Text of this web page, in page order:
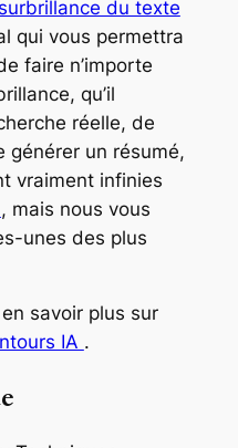
du texte
qui vous permettra
faire n’importe
qu’il
réelle, de
générer un résumé,
vraiment infinies
, mais nous vous
unes des plus
savoir plus sur
IA .